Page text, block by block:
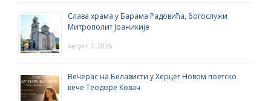
Слава храма у Барама Радовића, богослужи
Митрополит Јоаникије
август 7, 2026
Вечерас на Белависти у Херцег Новом поетско
вече Теодоре Ковач